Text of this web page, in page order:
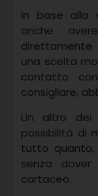
In base alla
anche
una scelta
contatto
consigliare,
Un altro
possibilità di
tutto quanto,
senza
cartaceo.